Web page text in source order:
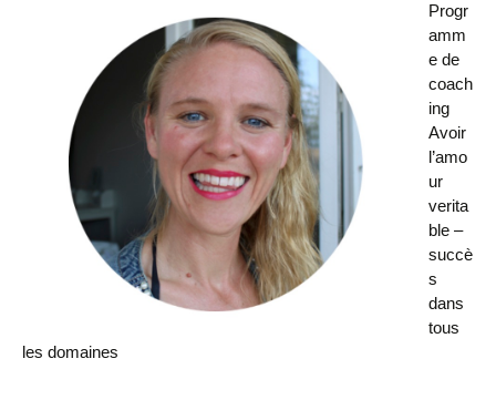
Progr
amm
e de
coach
ing
Avoir
l’amo
ur
verita
ble –
succè
s
dans
tous
les domaines